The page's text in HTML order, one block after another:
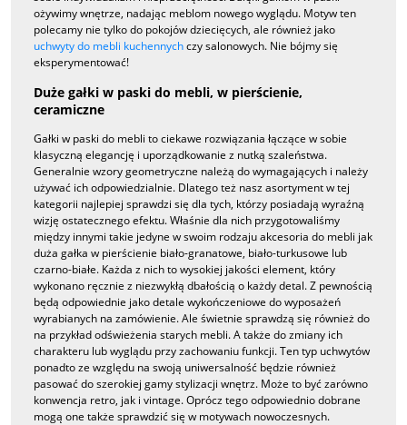
ożywimy wnętrze, nadając meblom nowego wyglądu. Motyw ten
polecamy nie tylko do pokojów dziecięcych, ale również jako
uchwyty do mebli kuchennychczy salonowych. Nie bójmy się
eksperymentować!
Duże gałki w paski do mebli, w pierścienie,
ceramiczne
Gałki w paski do mebli to ciekawe rozwiązania łączące w sobie
klasyczną elegancję i uporządkowanie z nutką szaleństwa.
Generalnie wzory geometryczne należą do wymagających i należy
używać ich odpowiedzialnie. Dlatego też nasz asortyment w tej
kategorii najlepiej sprawdzi się dla tych, którzy posiadają wyraźną
wizję ostatecznego efektu. Właśnie dla nich przygotowaliśmy
między innymi takie jedyne w swoim rodzaju akcesoria do mebli jak
duża gałka w pierścienie biało-granatowe, biało-turkusowe lub
czarno-białe. Każda z nich to wysokiej jakości element, który
wykonano ręcznie z niezwykłą dbałością o każdy detal. Z pewnością
będą odpowiednie jako detale wykończeniowe do wyposażeń
wyrabianych na zamówienie. Ale świetnie sprawdzą się również do
na przykład odświeżenia starych mebli. A także do zmiany ich
charakteru lub wyglądu przy zachowaniu funkcji. Ten typ uchwytów
ponadto ze względu na swoją uniwersalność będzie również
pasować do szerokiej gamy stylizacji wnętrz. Może to być zarówno
konwencja retro, jak i vintage. Oprócz tego odpowiednio dobrane
mogą one także sprawdzić się w motywach nowoczesnych.